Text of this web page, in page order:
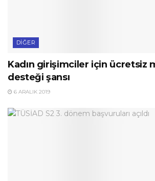
DIĞER
Kadın girişimciler için ücretsiz
desteği şansı
6 ARALIK 2019